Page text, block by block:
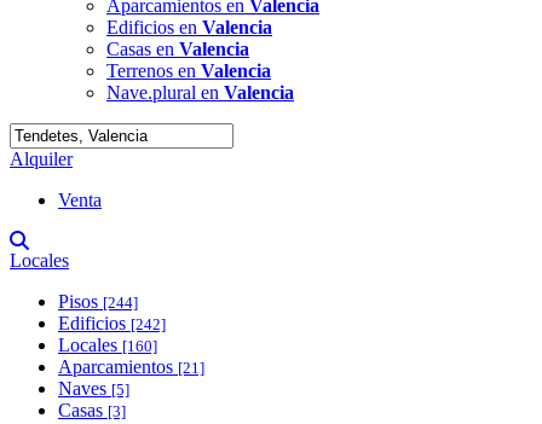
Aparcamientos en Valencia
Edificios en Valencia
Casas en Valencia
Terrenos en Valencia
Nave.plural en Valencia
Alquiler
Venta
Locales
Pisos [244]
Edificios [242]
Locales [160]
Aparcamientos [21]
Naves [5]
Casas [3]